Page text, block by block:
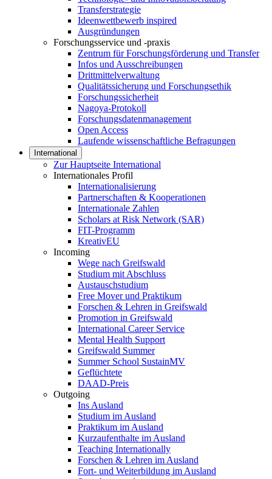
Transferstrategie
Ideenwettbewerb inspired
Ausgründungen
Forschungsservice und -praxis
Zentrum für Forschungsförderung und Transfer
Infos und Ausschreibungen
Drittmittelverwaltung
Qualitätssicherung und Forschungsethik
Forschungssicherheit
Nagoya-Protokoll
Forschungsdatenmanagement
Open Access
Laufende wissenschaftliche Befragungen
International
Zur Hauptseite International
Internationales Profil
Internationalisierung
Partnerschaften & Kooperationen
Internationale Zahlen
Scholars at Risk Network (SAR)
FIT-Programm
KreativEU
Incoming
Wege nach Greifswald
Studium mit Abschluss
Austauschstudium
Free Mover und Praktikum
Forschen & Lehren in Greifswald
Promotion in Greifswald
International Career Service
Mental Health Support
Greifswald Summer
Summer School SustainMV
Geflüchtete
DAAD-Preis
Outgoing
Ins Ausland
Studium im Ausland
Praktikum im Ausland
Kurzaufenthalte im Ausland
Teaching Internationally
Forschen & Lehren im Ausland
Fort- und Weiterbildung im Ausland